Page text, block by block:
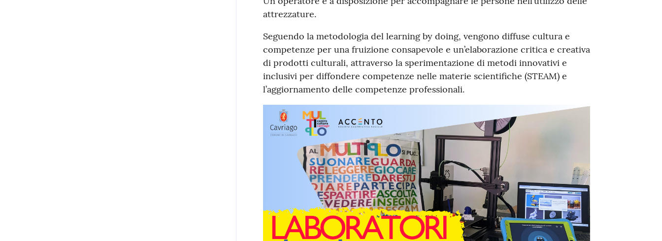
attrezzature.
Seguendo la metodologia del learning by doing, vengono diffuse cultura e
competenze per una fruizione consapevole e un’elaborazione critica e creativa
di prodotti culturali, attraverso la sperimentazione di metodi innovativi e
inclusivi per diffondere competenze nelle materie scientifiche (STEAM) e
l’aggiornamento delle competenze professionali.